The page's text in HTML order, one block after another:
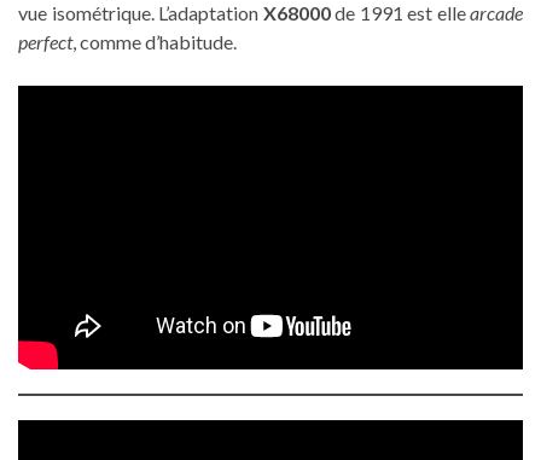
vue isométrique. L’adaptation X68000de 1991 est ellearcade
perfect, comme d’habitude.